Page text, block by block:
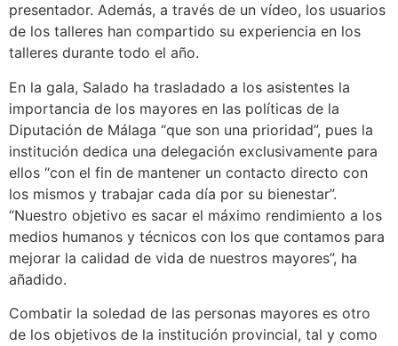
presentador. Además, a través de un vídeo, los usuarios
de los talleres han compartido su experiencia en los
talleres durante todo el año.
En la gala, Salado ha trasladado a los asistentes la
importancia de los mayores en las políticas de la
Diputación de Málaga “que son una prioridad”, pues la
institución dedica una delegación exclusivamente para
ellos “con el fin de mantener un contacto directo con
los mismos y trabajar cada día por su bienestar”.
“Nuestro objetivo es sacar el máximo rendimiento a los
medios humanos y técnicos con los que contamos para
mejorar la calidad de vida de nuestros mayores”, ha
añadido.
Combatir la soledad de las personas mayores es otro
de los objetivos de la institución provincial, tal y como